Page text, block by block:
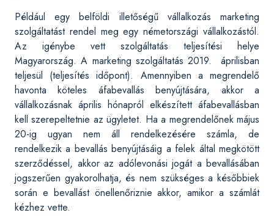
Például egy belföldi illetőségű vállalkozás marketing
szolgáltatást rendel meg egy németországi vállalkozástól.
Az igénybe vett szolgáltatás teljesítési helye
Magyarország. A marketing szolgáltatás 2019. áprilisban
teljesül (teljesítés időpont). Amennyiben a megrendelő
havonta köteles áfabevallás benyújtására, akkor a
vállalkozásnak április hónapról elkészített áfabevallásban
kell szerepeltetnie az ügyletet. Ha a megrendelőnek május
20-ig ugyan nem áll rendelkezésére számla, de
rendelkezik a bevallás benyújtásáig a felek által megkötött
szerződéssel, akkor az adólevonási jogát a bevallásában
jogszerűen gyakorolhatja, és nem szükséges a későbbiek
során e bevallást önellenőriznie akkor, amikor a számlát
kézhez vette.